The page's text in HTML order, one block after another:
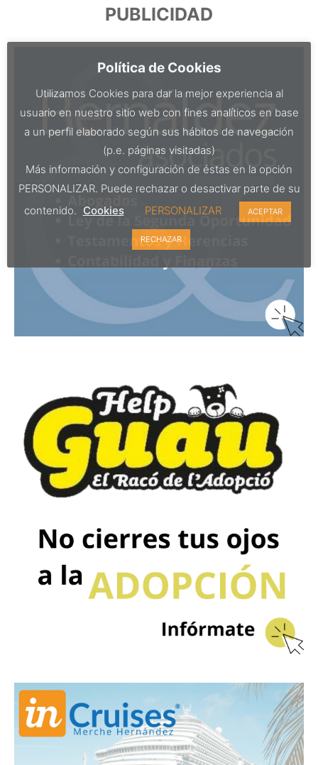
PUBLICIDAD
Política de Cookies
Utilizamos Cookies para dar la mejor experiencia al
usuario en nuestro sitio web con fines analíticos en base
a un perfil elaborado según sus hábitos de navegación
(p.e. páginas visitadas)
Más información y configuración de éstas en la opción
PERSONALIZAR. Puede rechazar o desactivar parte de su
contenido. Cookies PERSONALIZAR ACEPTAR
RECHAZAR